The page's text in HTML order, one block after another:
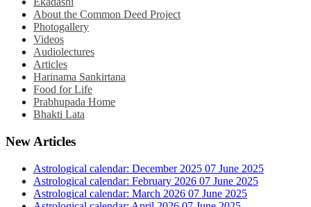
About the Common Deed Project
Photogallery
Videos
Audiolectures
Articles
Harinama Sankirtana
Food for Life
Prabhupada Home
Bhakti Lata
New Articles
Astrological calendar: December 2025 07 June 2025
Astrological calendar: February 2026 07 June 2025
Astrological calendar: March 2026 07 June 2025